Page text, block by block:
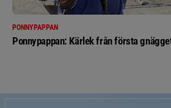
PONNYPAPPAN
Ponnypappan: Kärlek från första